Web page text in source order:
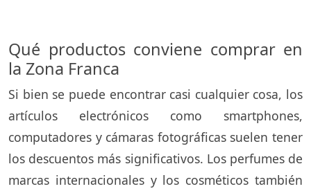
Qué productos conviene comprar en
la Zona Franca
Si bien se puede encontrar casi cualquier cosa, los
artículos electrónicos como smartphones,
computadores y cámaras fotográficas suelen tener
los descuentos más significativos. Los perfumes de
marcas internacionales y los cosméticos también